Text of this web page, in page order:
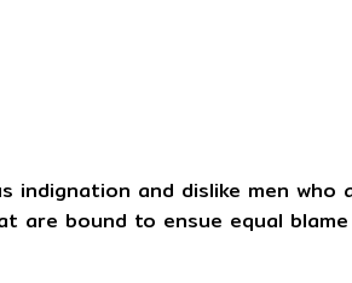
indignation and dislike men
bound to ensue equal